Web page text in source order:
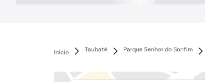
Início
Taubaté Parque Senhor do Bonfim